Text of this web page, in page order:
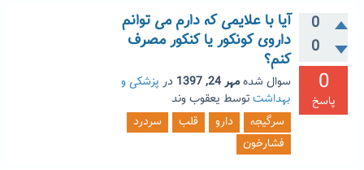
0
0
0
پاسخ
آیا با علایمی که دارم می توانم
داروی کونکور یا کنکور مصرف
کنم؟
سوال شدهمهر 24, 1397 در پزشکی و
بهداشتتوسط یعقوب وند
سرگیجه
دارو قلب
سردرد
فشارخون